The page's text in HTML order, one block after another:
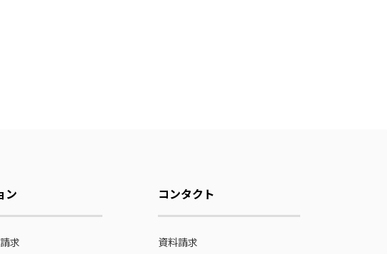
ン
求
コンタクト
資料請求